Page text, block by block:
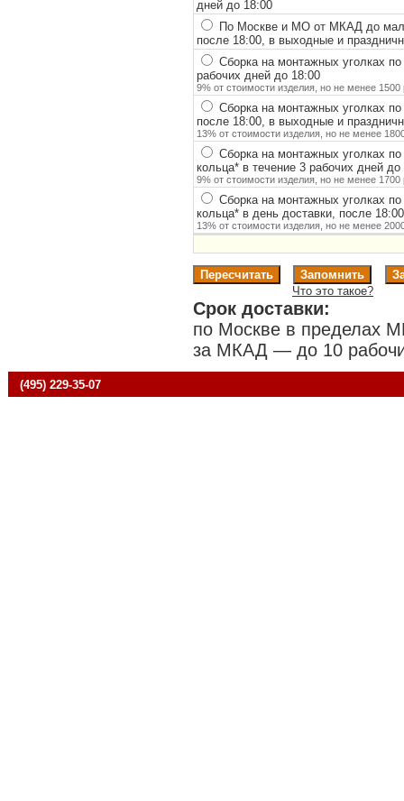
дней до 18:00
По Москве и МО от МКАД до
после 18:00, в выходные и
Сборка на монтажных уголках
рабочих дней до 18:00
9% от стоимости изделия, но не менее 1500
Сборка на монтажных уголках
после 18:00, в выходные и
13% от стоимости изделия, но не менее
Сборка на монтажных уголках
кольца*в течение 3 рабочих дней до
9% от стоимости изделия, но не менее 1700
Сборка на монтажных уголках
кольца*в день доставки, после
13% от стоимости изделия, но не менее
Что это такое?
Срок доставки:
по Москве в пределах
за МКАД — до 10
(495) 229-35-07